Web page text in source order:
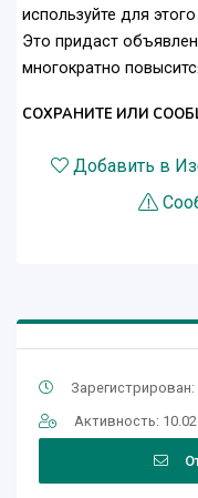
используйте для
Это придаст
многократно
СОХРАНИТЕ ИЛИ
Добавить в
Зарегистрирован:
Активность: